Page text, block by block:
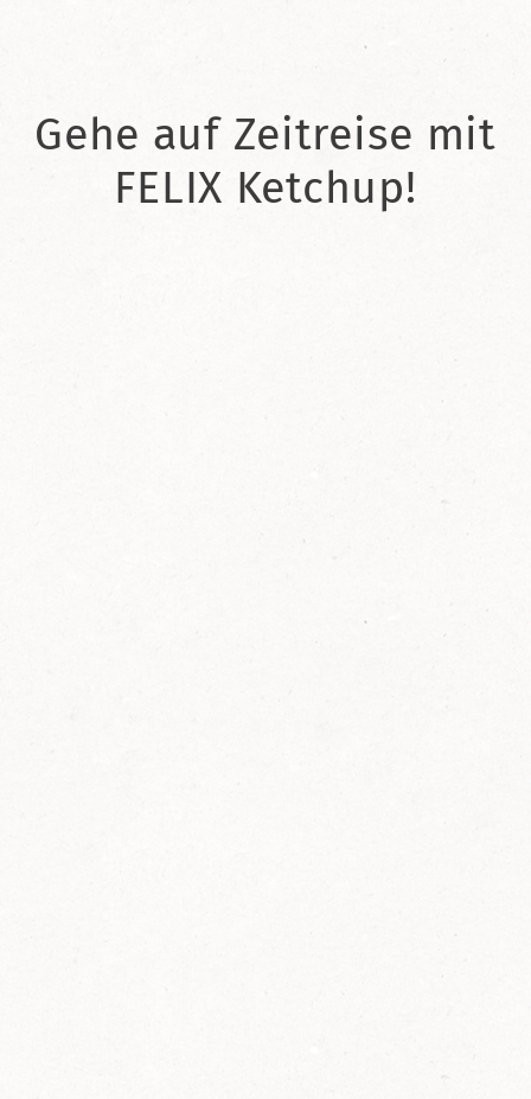
Gehe auf Zeitreise mit
FELIX Ketchup!